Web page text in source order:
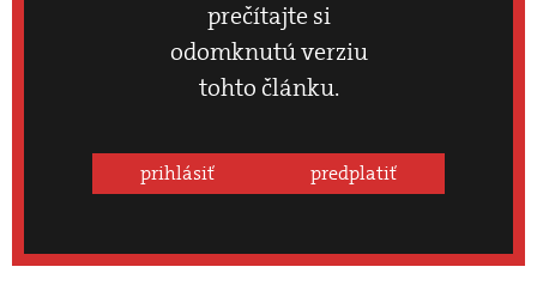
prečítajte si
odomknutú verziu
tohto článku.
prihlásiť predplatiť